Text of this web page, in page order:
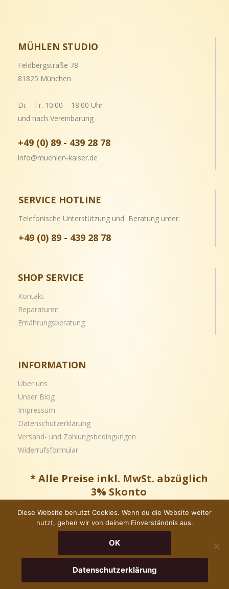
In Den Warenkorb Jetzt Kaufen
MÜHLEN STUDIO
Feldbergstraße 78
81825 München
Di. – Fr. 10:00 – 18:00 Uhr
und nach Vereinbarung
+49 (0) 89 - 439 28 78
info@muehlen-kaiser.de
SERVICE HOTLINE
Telefonische Unterstützung und Beratung unter:
+49 (0) 89 - 439 28 78
SHOP SERVICE
Kontakt
Reparaturen
Ernährungsberatung
INFORMATION
Über uns
Unser Blog
Impressum
Datenschutzerklärung
Versand- und Zahlungsbedingungen
Widerrufsformular
* Alle Preise inkl. MwSt. abzüglich
3% Skonto
Copyright © – Alle Rechte vorbehalten
Diese Website benutzt Cookies. Wenn du die Website weiter
nutzt, gehen wir von deinem Einverständnis aus.
OK
Datenschutzerklärung